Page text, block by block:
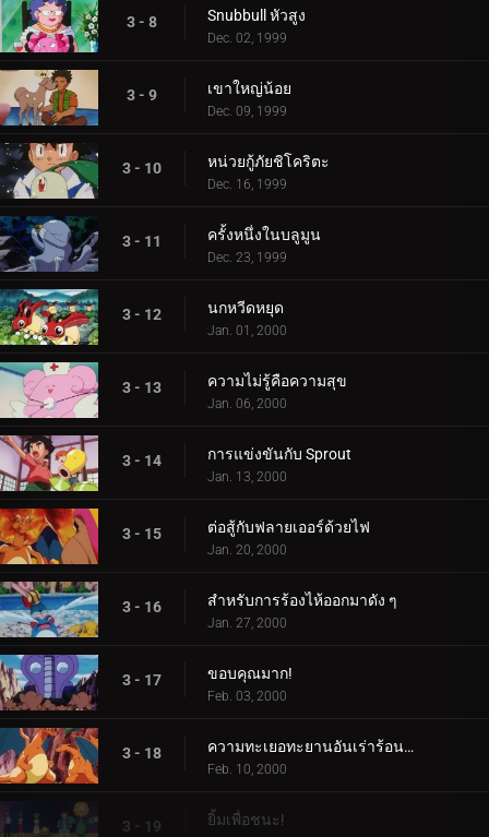
3 - 8 Snubbull หัวสูง
Dec. 02, 1999
3 - 9 เขาใหญ่น้อย
Dec. 09, 1999
3 - 10 หน่วยกู้ภัยชิโคริตะ
Dec. 16, 1999
3 - 11 ครั้งหนึ่งในบลูมูน
Dec. 23, 1999
3 - 12 นกหวีดหยุด
Jan. 01, 2000
3 - 13 ความไม่รู้คือความสุข
Jan. 06, 2000
3 - 14 การแข่งขันกับ Sprout
Jan. 13, 2000
3 - 15 ต่อสู้กับฟลายเออร์ด้วยไฟ
Jan. 20, 2000
3 - 16 สำหรับการร้องไห้ออกมาดัง ๆ
Jan. 27, 2000
3 - 17 ขอบคุณมาก!
Feb. 03, 2000
3 - 18 ความทะเยอทะยานอันเร่าร้อนของ Charizard
Feb. 10, 2000
3 - 19 ยิ้มเพื่อชนะ!